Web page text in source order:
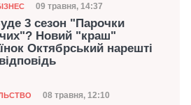
Дата публікації
09 травня, 14:37
3 сезон "Парочки
Новий "краш"
Октябрський нарешті
Дата публікації
08 травня, 12:10